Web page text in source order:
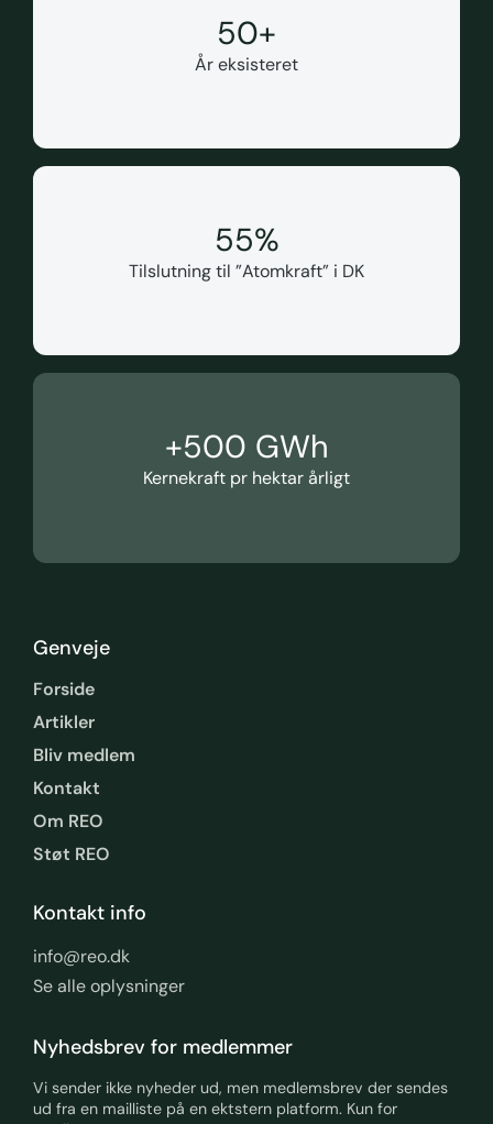
50+
År eksisteret
55%
Tilslutning til ”Atomkraft” i DK
+500 GWh
Kernekraft pr hektar årligt
Genveje
Forside
Artikler
Bliv medlem
Kontakt
Om REO
Støt REO
Kontakt info
info@reo.dk
Se alle oplysninger
Nyhedsbrev for medlemmer
Vi sender ikke nyheder ud, men medlemsbrev der sendes
ud fra en mailliste på en ektstern platform. Kun for